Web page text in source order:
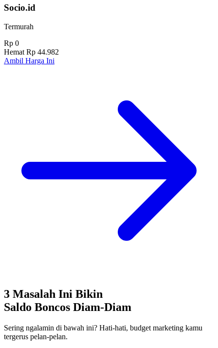
Socio.id
Termurah
Rp 0
Hemat Rp 44.982
Ambil Harga Ini
3 Masalah Ini Bikin
Saldo Boncos Diam-Diam
Sering ngalamin di bawah ini? Hati-hati, budget marketing kamu
tergerus pelan-pelan.